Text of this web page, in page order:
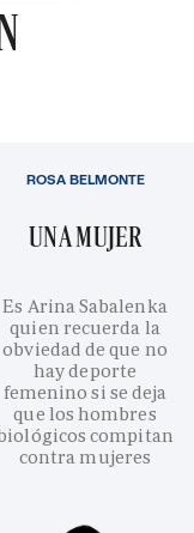
UNA MUJER
Es Arina Sabalenka
quien recuerda la
obviedad de que no
hay deporte
femenino si se deja
que los hombres
compitan
contra mujeres
ROSA BELMONTE